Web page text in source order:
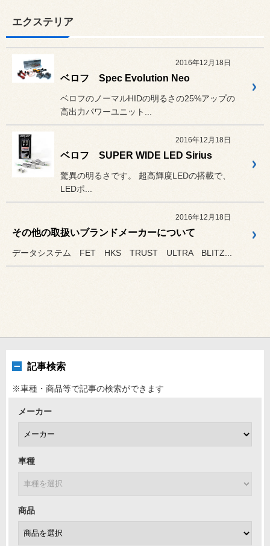
エクステリア
2016年12月18日
ベロフ Spec Evolution Neo
ベロフのノーマルHIDの明るさの25%アップの
高出力パワーユニット...
2016年12月18日
ベロフ SUPER WIDE LED Sirius
驚異の明るさです。 超高輝度LEDの搭載で、
LEDポ...
2016年12月18日
その他の取扱いブランドメーカーについて
データシステム FET HKS TRUST ULTRA BLITZ...
記事検索
※車種・商品等で記事の検索ができます
メーカー
車種
商品